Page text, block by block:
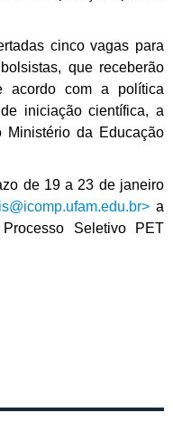
cinco vagas para
que receberão
acordo com a política
iniciação científica, a
Ministério da Educação
de 19 a 23 de janeiro
a
Seletivo PET